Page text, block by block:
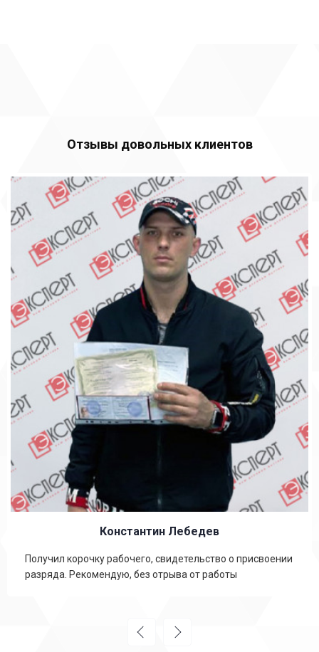
Отзывы довольных клиентов
Константин Лебедев
Получил корочку рабочего, свидетельство о присвоении
разряда. Рекомендую, без отрыва от работы